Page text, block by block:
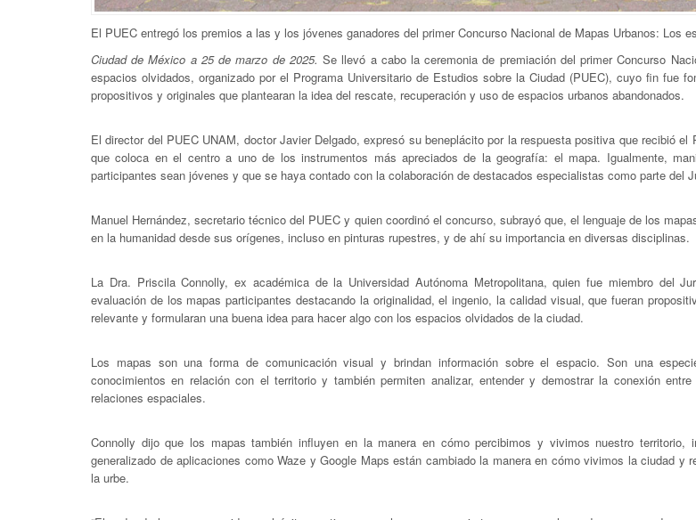
El PUEC entregó los premios a las y los jóvenes ganadores del primer Concurso Nacional de Mapas Urbanos: Los
Ciudad de México a 25 de marzo de 2025. Se llevó a cabo la ceremonia de premiación del primer Concurso
espacios olvidados, organizado por el Programa Universitario de Estudios sobre la Ciudad (PUEC), cuyo fin fue
propositivos y originales que plantearan la idea del rescate, recuperación y uso de espacios urbanos abandonados.
El director del PUEC UNAM, doctor Javier Delgado, expresó su beneplácito por la respuesta positiva que recibió el
que coloca en el centro a uno de los instrumentos más apreciados de la geografía: el mapa. Igualmente,
participantes sean jóvenes y que se haya contado con la colaboración de destacados especialistas como parte del
Manuel Hernández, secretario técnico del PUEC y quien coordinó el concurso, subrayó que, el lenguaje de los
en la humanidad desde sus orígenes, incluso en pinturas rupestres, y de ahí su importancia en diversas disciplinas.
La Dra. Priscila Connolly, ex académica de la Universidad Autónoma Metropolitana, quien fue miembro del
evaluación de los mapas participantes destacando la originalidad, el ingenio, la calidad visual, que fueran
relevante y formularan una buena idea para hacer algo con los espacios olvidados de la ciudad.
Los mapas son una forma de comunicación visual y brindan información sobre el espacio. Son una
conocimientos en relación con el territorio y también permiten analizar, entender y demostrar la conexión
relaciones espaciales.
Connolly dijo que los mapas también influyen en la manera en cómo percibimos y vivimos nuestro territorio,
generalizado de aplicaciones como Waze y Google Maps están cambiado la manera en cómo vivimos la ciudad y
la urbe.